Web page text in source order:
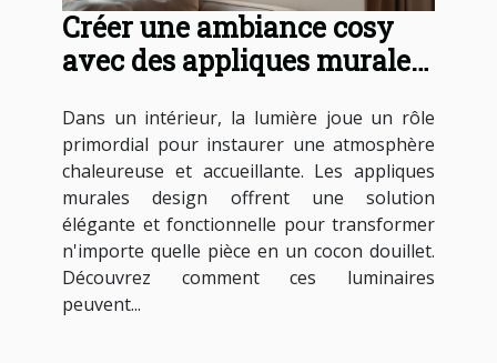
Créer une ambiance cosy
avec des appliques murales
Dans un intérieur, la lumière joue un rôle
primordial pour instaurer une atmosphère
chaleureuse et accueillante. Les appliques
murales design offrent une solution
élégante et fonctionnelle pour transformer
n'importe quelle pièce en un cocon douillet.
Découvrez comment ces luminaires
peuvent...